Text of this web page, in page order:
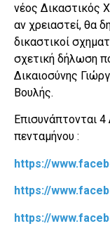
νέος Δικαστικός
αν χρειαστεί, θα
δικαστικοί
σχετική δήλωση
Δικαιοσύνης
Βουλής.
Επισυνάπτονται
πενταμήνου :
https://
https://
https://